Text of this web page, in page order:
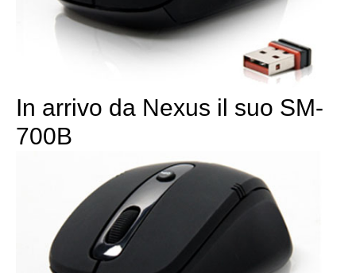
In arrivo da Nexus il suo SM-
700B